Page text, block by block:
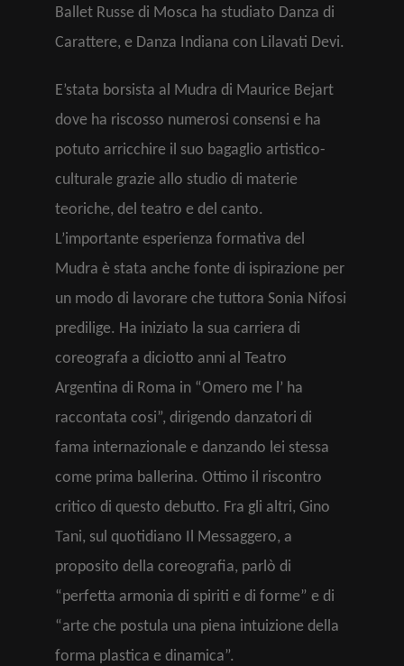
Ballet Russe di Mosca ha studiato Danza di
Carattere, e Danza Indiana con Lilavati Devi.
E’stata borsista al Mudra di Maurice Bejart
dove ha riscosso numerosi consensi e ha
potuto arricchire il suo bagaglio artistico-
culturale grazie allo studio di materie
teoriche, del teatro e del canto.
L’importante esperienza formativa del
Mudra è stata anche fonte di ispirazione per
un modo di lavorare che tuttora Sonia Nifosi
predilige. Ha iniziato la sua carriera di
coreografa a diciotto anni al Teatro
Argentina di Roma in “Omero me l’ ha
raccontata cosi”, dirigendo danzatori di
fama internazionale e danzando lei stessa
come prima ballerina. Ottimo il riscontro
critico di questo debutto. Fra gli altri, Gino
Tani, sul quotidiano Il Messaggero, a
proposito della coreografia, parlò di
“perfetta armonia di spiriti e di forme” e di
“arte che postula una piena intuizione della
forma plastica e dinamica”.